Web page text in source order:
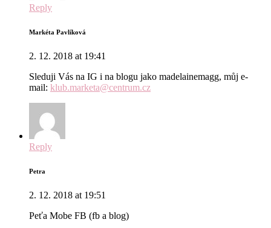
Reply
Markéta Pavlíková
2. 12. 2018 at 19:41
Sleduji Vás na IG i na blogu jako madelainemagg, můj e-
mail: klub.marketa@centrum.cz
Reply
Petra
2. 12. 2018 at 19:51
Peťa Mobe FB (fb a blog)